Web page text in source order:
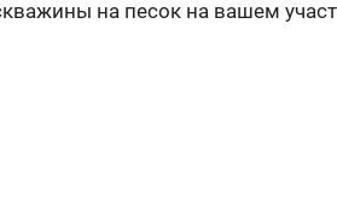
на песок на вашем